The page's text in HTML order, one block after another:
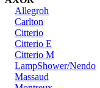
Allegroh
Carlton
Citterio
Citterio E
Citterio M
LampShower/Nendo
Massaud